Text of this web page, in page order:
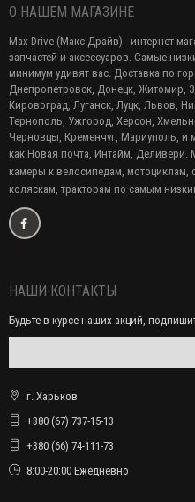
О НАШЕМ МАГАЗИНЕ
Max Drive (Макс Драйв) - интернет
запчастей и аксессуаров. Самые
минимум удивят вас. Доставка по
Днепропетровск, Донецк, Житомир,
Кировоград, Луганск, Луцк, Львов,
Тернополь, Ужгород, Херсон,
Черновцы, Кременчуг, Мариуполь, и
как Новая почта, Интайм, Деливери.
камеры к велосипедам, мотоциклам,
коляскам, тракторам по самым
НАШИ КОНТАКТЫ
Будьте в курсе наших акций,
г. Харьков
+380 (67) 737-15-13
+380 (66) 74-111-73
8:00-20:00 Ежедневно